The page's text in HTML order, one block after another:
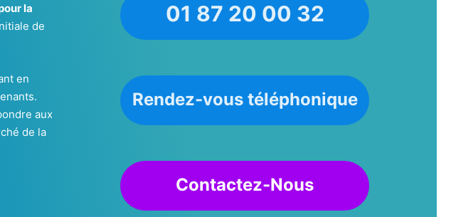
la
de
en
aux
de la
01 87 20 00 32
Rendez-vous téléphonique
Contactez-Nous